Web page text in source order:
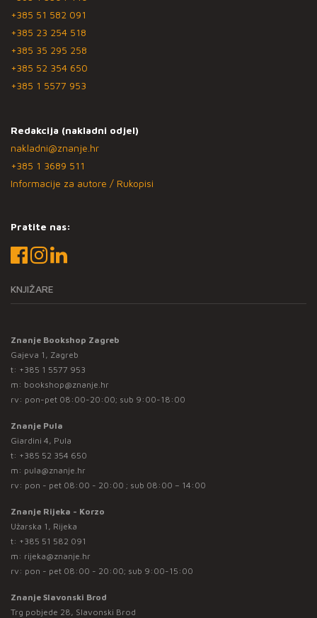
+385 51 582 091
+385 23 254 518
+385 35 295 258
+385 52 354 650
+385 1 5577 953
Redakcija (nakladni odjel)
nakladni@znanje.hr
+385 1 3689 511
Informacije za autore / Rukopisi
Pratite nas:
KNJIŽARE
Znanje Bookshop Zagreb
Gajeva 1, Zagreb
t: +385 1 5577 953
m: bookshop@znanje.hr
rv: pon-pet 08:00-20:00; sub 9:00-18:00
Znanje Pula
Giardini 4, Pula
t: +385 52 354 650
m: pula@znanje.hr
rv: pon - pet 08:00 - 20:00 ; sub 08:00 – 14:00
Znanje Rijeka - Korzo
Užarska 1, Rijeka
t: +385 51 582 091
m: rijeka@znanje.hr
rv: pon - pet 08:00 - 20:00; sub 9:00-15:00
Znanje Slavonski Brod
Trg pobjede 28, Slavonski Brod